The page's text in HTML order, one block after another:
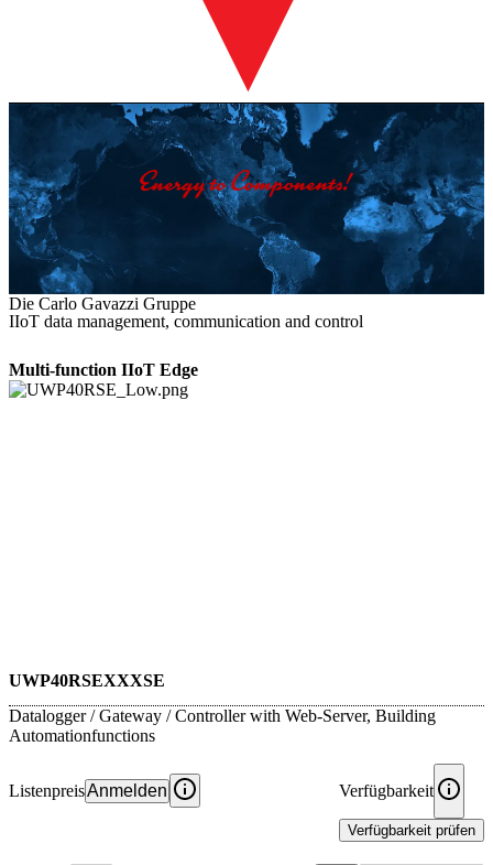
Die Carlo Gavazzi Gruppe
IIoT data management, communication and control
Multi-function IIoT Edge
UWP40RSEXXXSE
Datalogger / Gateway / Controller with Web-Server, Building
Automationfunctions
ListenpreisAnmelden Verfügbarkeit
Verfügbarkeit prüfen